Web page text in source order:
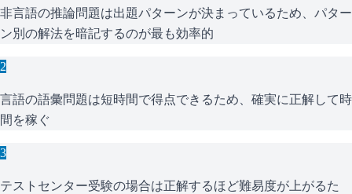
非言語の推論問題は出題パターンが決まっているため、パター
ン別の解法を暗記するのが最も効率的
2
言語の語彙問題は短時間で得点できるため、確実に正解して時
間を稼ぐ
3
テストセンター受験の場合は正解するほど難易度が上がるた